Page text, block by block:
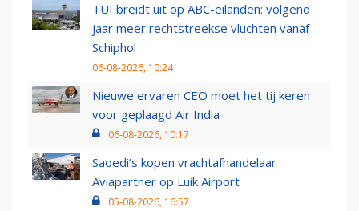
TUI breidt uit op ABC-eilanden: volgend
jaar meer rechtstreekse vluchten vanaf
Schiphol
06-08-2026, 10:24
Nieuwe ervaren CEO moet het tij keren
voor geplaagd Air India
06-08-2026, 10:17
Saoedi’s kopen vrachtafhandelaar
Aviapartner op Luik Airport
05-08-2026, 16:57